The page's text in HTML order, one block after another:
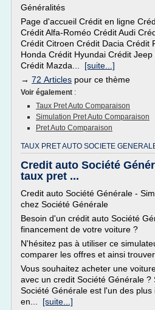
Généralités
Page d'accueil Crédit en ligne
Crédit Alfa-Roméo Crédit Audi
Crédit Citroen Crédit Dacia Crédit
Honda Crédit Hyundai Crédit
Crédit Mazda... [suite...]
→ 72 Articles pour ce thème
Voir également :
Taux Pret Auto Comparaison
Simulation Pret Auto Comparaison
Pret Auto Comparaison
TAUX PRET AUTO SOCIETE
Credit auto Société
taux pret ...
Credit auto Société Générale -
chez Société Générale
Besoin d'un crédit auto Société
financement de votre voiture ?
N'hésitez pas à utiliser ce
comparer les offres et ainsi
Vous souhaitez acheter une
avec un credit Société Générale
Société Générale est l'un des
en... [suite...]